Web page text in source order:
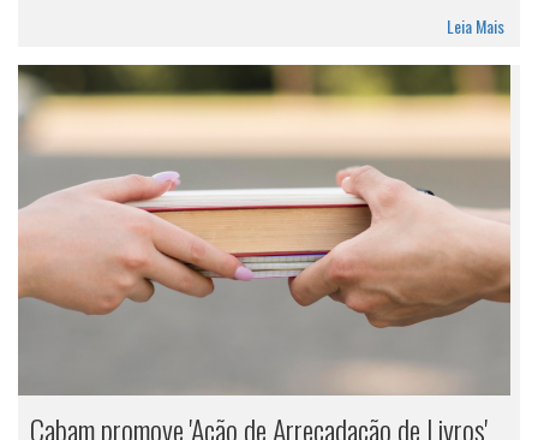
Leia Mais
Cabam promove 'Ação de Arrecadação de Livros'